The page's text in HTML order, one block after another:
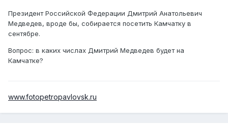
Президент Российской Федерации Дмитрий Анатольевич
Медведев, вроде бы, собирается посетить Камчатку в
сентябре.
Вопрос: в каких числах Дмитрий Медведев будет на
Камчатке?
www.fotopetropavlovsk.ru